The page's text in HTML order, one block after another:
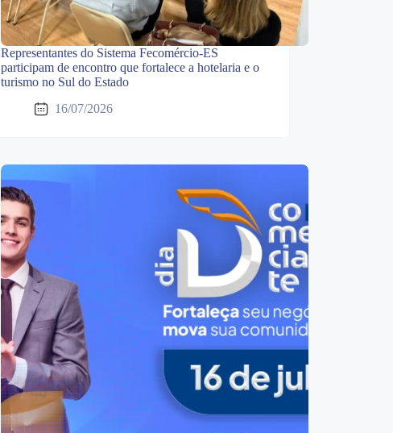
Representantes do Sistema Fecomércio-ES
participam de encontro que fortalece a hotelaria e o
turismo no Sul do Estado
16/07/2026